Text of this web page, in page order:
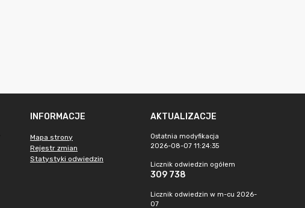
INFORMACJE
Mapa strony
Rejestr zmian
Statystyki odwiedzin
AKTUALIZACJE
Ostatnia modyfikacja
2026-08-07 11:24:35
Licznik odwiedzin ogółem
309 738
Licznik odwiedzin w m-cu 2026-
07